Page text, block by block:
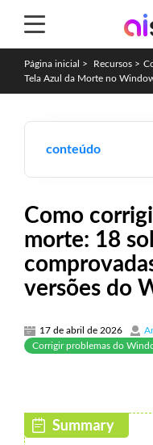
Página inicial > Recursos >
Tela Azul da Morte no
conteúdo
Como
morte: 18
versões do
17 de abril de 2026
Corrigir problemas do